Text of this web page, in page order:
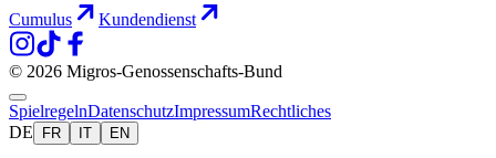
Cumulus
Kundendienst
© 2026 Migros-Genossenschafts-Bund
SpielregelnDatenschutzImpressumRechtliches
DE
FR IT EN